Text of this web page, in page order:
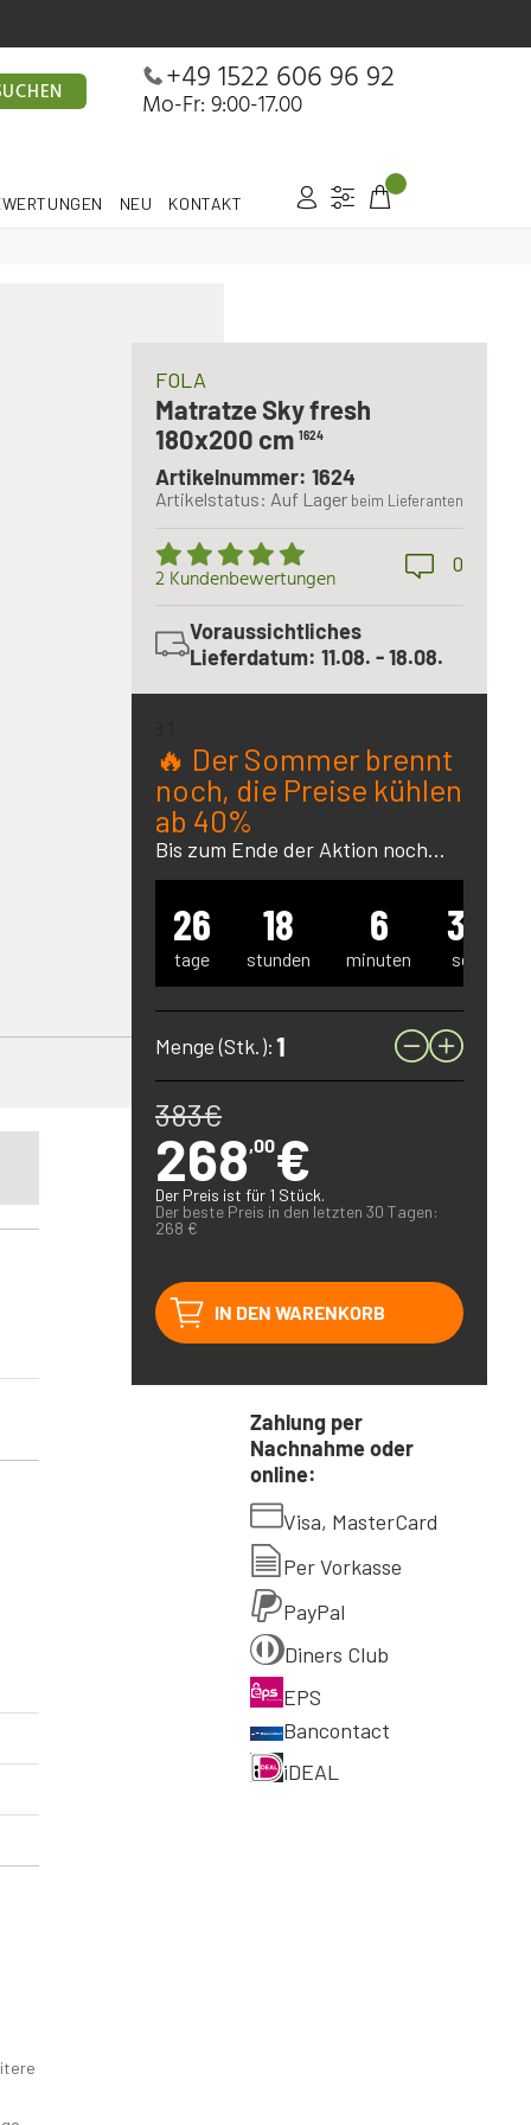
+49 1522 606 96 92
Mo-Fr: 9:00-17.00
NEU KONTAKT
FOLA
Matratze Sky fresh
180x200 cm 1624
Artikelnummer: 1624
Artikelstatus: Auf Lager beim Lieferanten
2 Kundenbewertungen
0
Voraussichtliches
Lieferdatum: 11.08. - 18.08.
🔥 Der Sommer brennt
noch, die Preise kühlen
ab 40%
Bis zum Ende der Aktion noch...
26
tage
18
stunden
6
minuten
32
sek
Menge (Stk.):
383€
268,00€
Der Preis ist für 1 Stück.
Der beste Preis in den letzten 30 Tagen:
268 €
IN DEN WARENKORB
Zahlung per
Nachnahme oder
online:
Visa, MasterCard
Per Vorkasse
PayPal
Diners Club
EPS
Bancontact
iDEAL